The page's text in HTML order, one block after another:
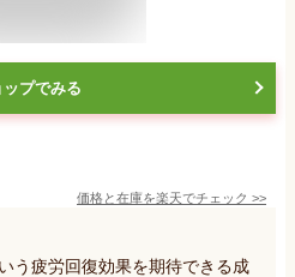
ップでみる
価格と在庫を楽天でチェック >>
う疲労回復効果を期待できる成